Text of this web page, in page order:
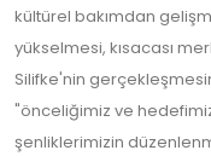
kültürel bakımdan
yükselmesi, kısacası
Silifke'nin
"önceliğimiz ve
şenliklerimizin